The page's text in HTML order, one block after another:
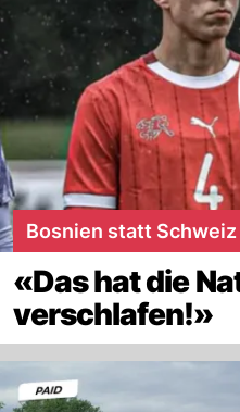
Bosnien statt Schweiz
«Das hat die
verschlafen!»